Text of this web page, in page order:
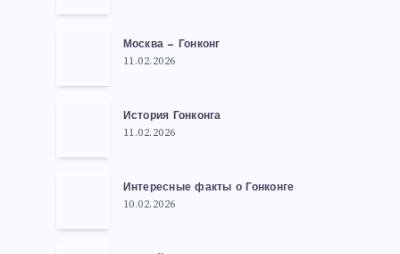
Москва — Гонконг
11.02.2026
История Гонконга
11.02.2026
Интересные факты о Гонконге
10.02.2026